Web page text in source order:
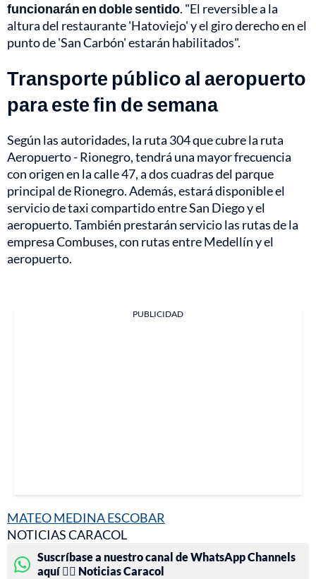
funcionarán en doble sentido. "El reversible a la
altura del restaurante 'Hatoviejo' y el giro derecho en el
punto de 'San Carbón' estarán habilitados".
Transporte público al aeropuerto
para este fin de semana
Según las autoridades, la ruta 304 que cubre la ruta
Aeropuerto - Rionegro, tendrá una mayor frecuencia
con origen en la calle 47, a dos cuadras del parque
principal de Rionegro. Además, estará disponible el
servicio de taxi compartido entre San Diego y el
aeropuerto. También prestarán servicio las rutas de la
empresa Combuses, con rutas entre Medellín y el
aeropuerto.
PUBLICIDAD
MATEO MEDINA ESCOBAR
NOTICIAS CARACOL
Suscríbase a nuestro canal de WhatsApp Channels
aquí 👉🏻 Noticias Caracol